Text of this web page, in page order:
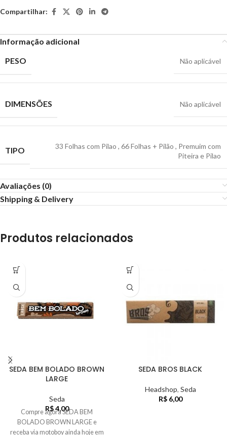
Compartilhar:
Informação adicional
PESO
Não aplicável
DIMENSÕES Não aplicável
TIPO 33 Folhas com Pilao , 66 Folhas + Pilão , Premuim com
Piteira e Pilao
Avaliações (0)
Shipping & Delivery
Produtos relacionados
SEDA BEM BOLADO BROWN
LARGE
Seda
R$4,00
Compre agora SEDA BEM
BOLADO BROWN LARGE e
receba via motoboy ainda hoje em
SEDA BROS BLACK
Headshop, Seda
R$6,00